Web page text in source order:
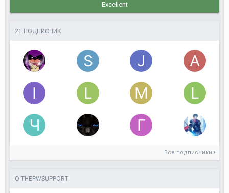
Excellent
21 ПОДПИСЧИК
Все подписчики
О THEPWSUPPORT